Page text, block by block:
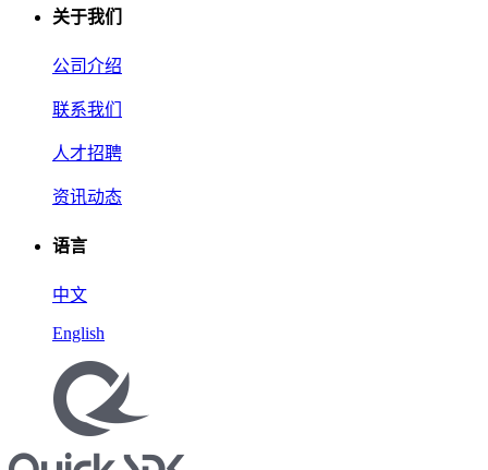
关于我们
公司介绍
联系我们
人才招聘
资讯动态
语言
中文
English